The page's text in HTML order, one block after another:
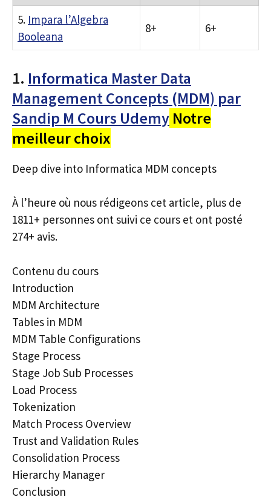
5. Impara l’Algebra
Booleana
8+ 6+
1. Informatica Master Data
Management Concepts (MDM) par
Sandip M Cours Udemy Notre
meilleur choix
Deep dive into Informatica MDM concepts
À l’heure où nous rédigeons cet article, plus de
1811+ personnes ont suivi ce cours et ont posté
274+ avis.
Contenu du cours
Introduction
MDM Architecture
Tables in MDM
MDM Table Configurations
Stage Process
Stage Job Sub Processes
Load Process
Tokenization
Match Process Overview
Trust and Validation Rules
Consolidation Process
Hierarchy Manager
Conclusion